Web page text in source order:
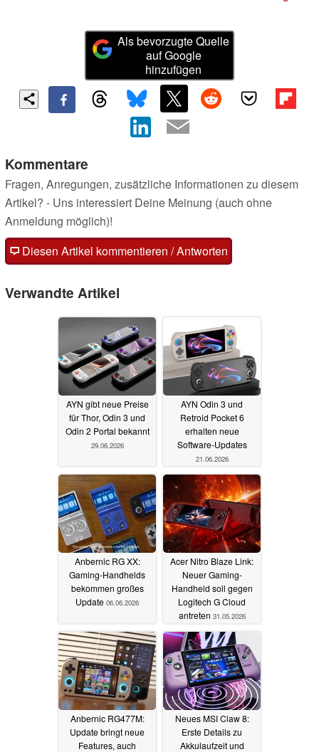
Als bevorzugte Quelle
auf Google
hinzufügen
Kommentare
Fragen, Anregungen, zusätzliche Informationen zu diesem
Artikel? - Uns interessiert Deine Meinung (auch ohne
Anmeldung möglich)!
Diesen Artikel kommentieren / Antworten
Verwandte Artikel
AYN gibt neue Preise
für Thor, Odin 3 und
Odin 2 Portal bekannt
29.06.2026
AYN Odin 3 und
Retroid Pocket 6
erhalten neue
Software-Updates
21.06.2026
Anbernic RG XX:
Gaming-Handhelds
bekommen großes
Update 06.06.2026
Acer Nitro Blaze Link:
Neuer Gaming-
Handheld soll gegen
Logitech G Cloud
antreten 31.05.2026
Anbernic RG477M:
Update bringt neue
Features, auch
Neues MSI Claw 8:
Erste Details zu
Akkulaufzeit und